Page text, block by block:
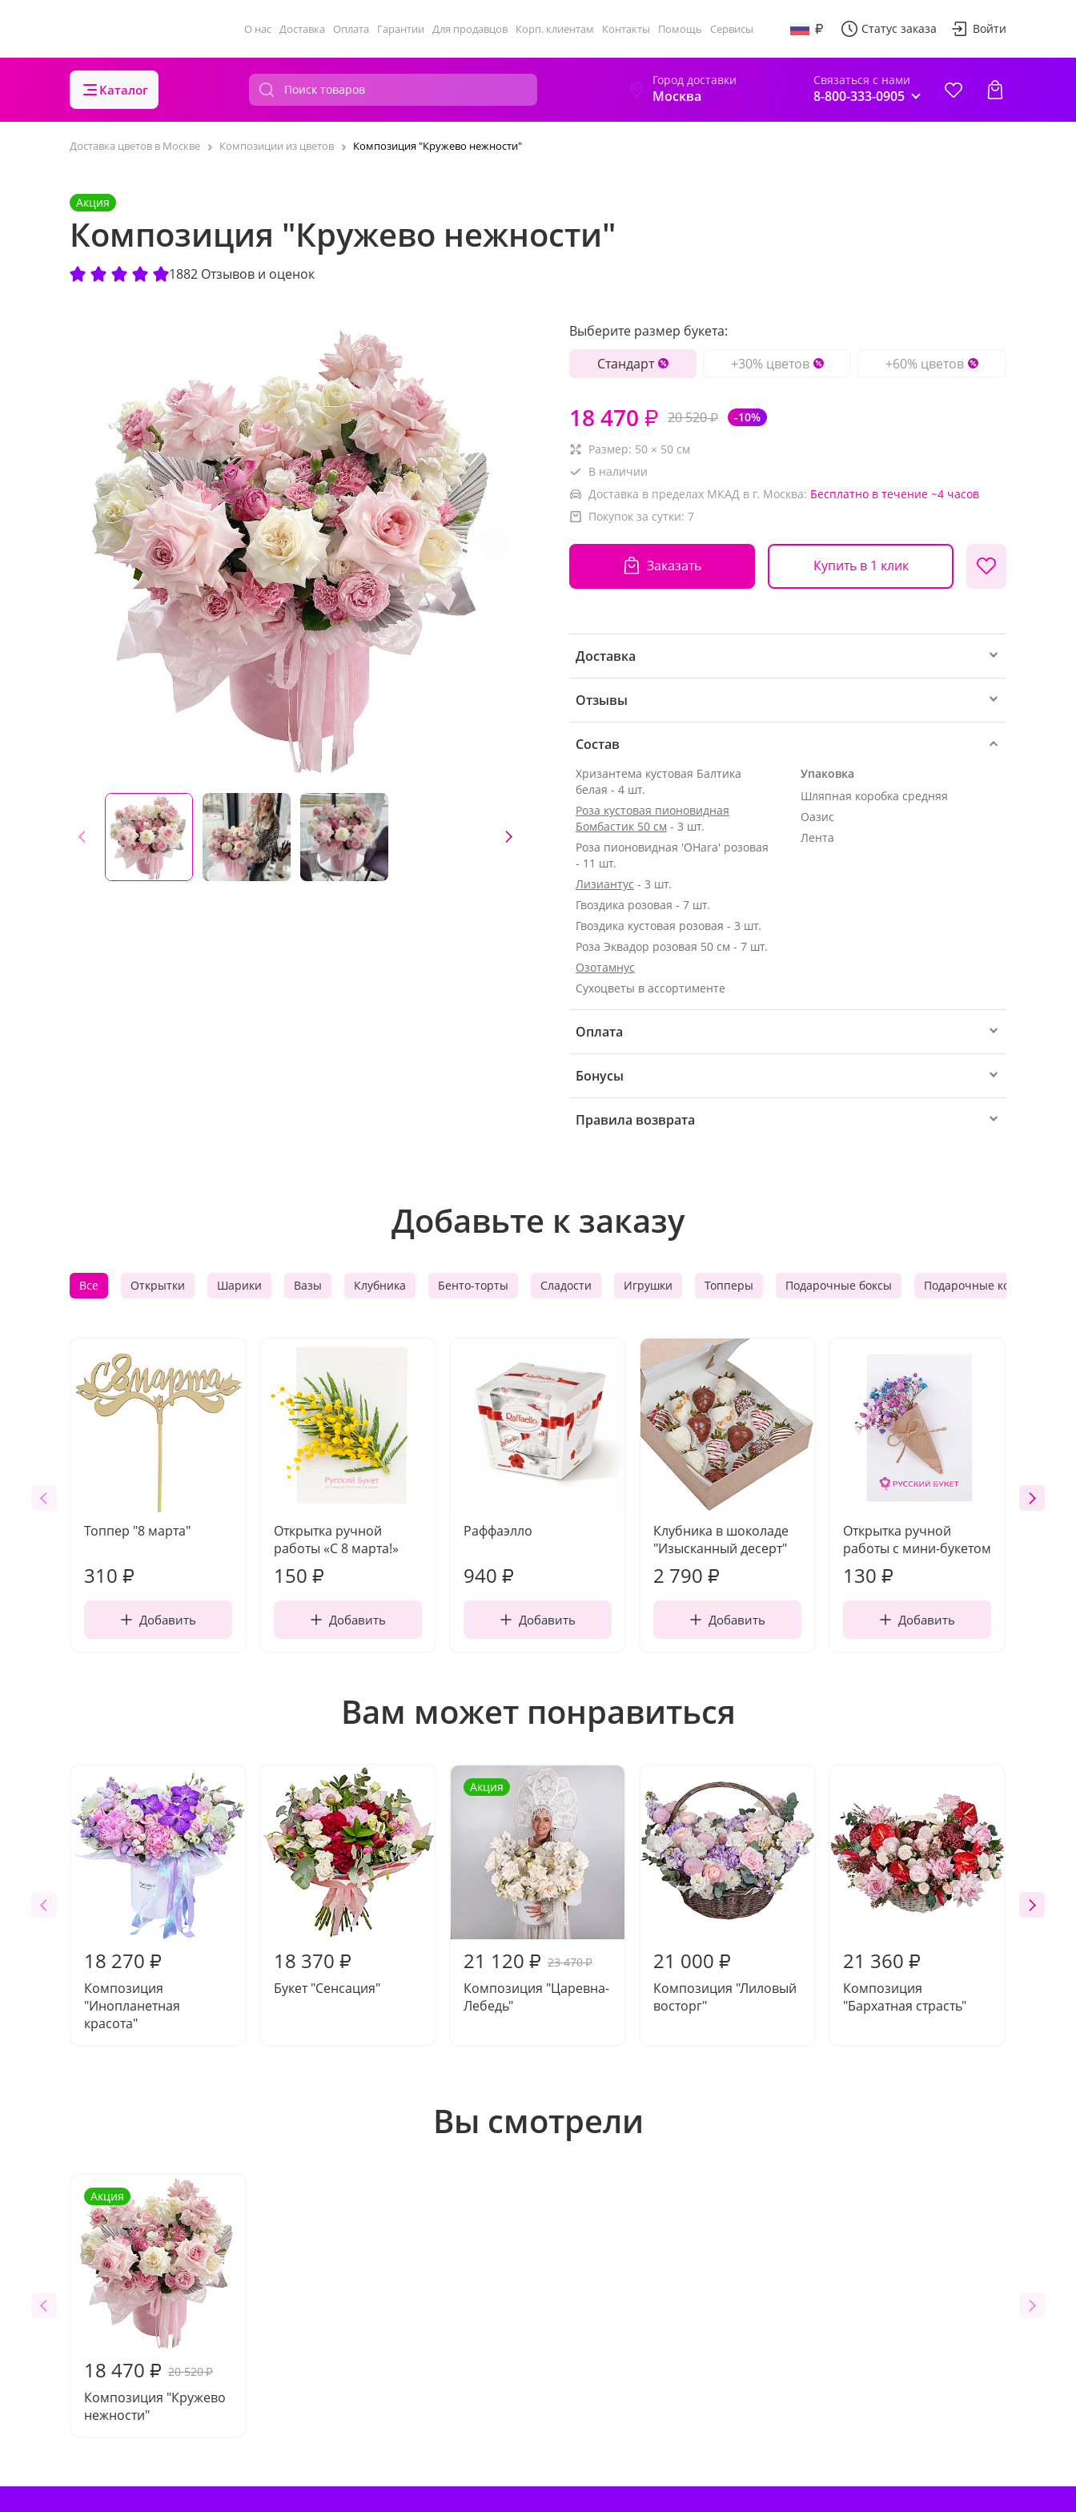
О нас Доставка Оплата Гарантии Для продавцов Корп. клиентам Контакты Помощь Сервисы Статус заказа Войти
Каталог
Город доставки
Москва
Связаться с нами
8-800-333-0905
Доставка цветов в Москве Композиции из цветов Композиция "Кружево нежности"
Акция
Композиция "Кружево нежности"
1882 Отзывов и оценок
Выберите размер букета:
Стандарт
+30% цветов +60% цветов
18 470 ₽ 20 520₽ -10%
Размер: 50 × 50 см
В наличии
Доставка в пределах МКАД в г. Москва: Бесплатно в течение ~4 часов
Покупок за сутки: 7
Заказать Купить в 1 клик
Доставка
Отзывы
Состав
Хризантема кустовая Балтика
белая - 4 шт.
Роза кустовая пионовидная
Бомбастик 50 см - 3 шт.
Роза пионовидная 'OHara' розовая
- 11 шт.
Лизиантус - 3 шт.
Гвоздика розовая - 7 шт.
Гвоздика кустовая розовая - 3 шт.
Роза Эквадор розовая 50 см - 7 шт.
Озотамнус
Сухоцветы в ассортименте
Упаковка
Шляпная коробка средняя
Оазис
Лента
Оплата
Бонусы
Правила возврата
Добавьте к заказу
Все Открытки Шарики Вазы Клубника Бенто-торты Сладости Игрушки Топперы Подарочные боксы Подарочные корзины
Топпер "8 марта"
310 ₽
Добавить
Открытка ручной
работы «С 8 марта!»
150 ₽
Добавить
Раффаэлло
940 ₽
Добавить
Клубника в шоколаде
"Изысканный десерт"
2 790 ₽
Добавить
Открытка ручной
работы с мини-букетом
130 ₽
Добавить
Вам может понравиться
18 270 ₽
Композиция
"Инопланетная
красота"
18 370 ₽
Букет "Сенсация"
Акция
21 120 ₽ 23 470₽
Композиция "Царевна-
Лебедь"
21 000 ₽
Композиция "Лиловый
восторг"
21 360 ₽
Композиция
"Бархатная страсть"
Вы смотрели
Акция
18 470 ₽ 20 520₽
Композиция "Кружево
нежности"